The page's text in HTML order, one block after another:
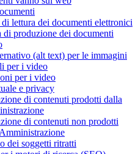
lettura dei documenti elettronici
produzione dei documenti
(alt text) per le immagini
per i video
per i video
e privacy
di contenuti prodotti dalla
di contenuti non prodotti
dei soggetti ritratti